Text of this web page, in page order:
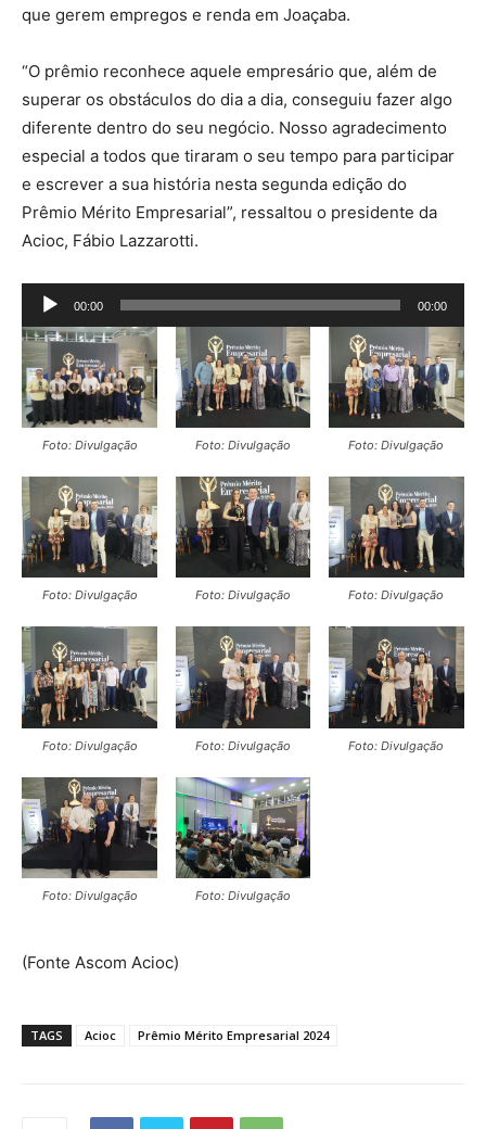
que gerem empregos e renda em Joaçaba.
“O prêmio reconhece aquele empresário que, além de
superar os obstáculos do dia a dia, conseguiu fazer algo
diferente dentro do seu negócio. Nosso agradecimento
especial a todos que tiraram o seu tempo para participar
e escrever a sua história nesta segunda edição do
Prêmio Mérito Empresarial”, ressaltou o presidente da
Acioc, Fábio Lazzarotti.
o
c
a
d
d
e
á
u
i
o
00:00 00:00
Foto: Divulgação Foto: Divulgação Foto: Divulgação
Foto: Divulgação Foto: Divulgação Foto: Divulgação
Foto: Divulgação Foto: Divulgação Foto: Divulgação
Foto: Divulgação Foto: Divulgação
(Fonte Ascom Acioc)
TAGS Acioc Prêmio Mérito Empresarial 2024